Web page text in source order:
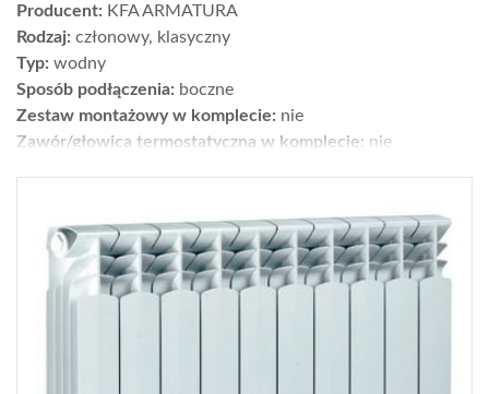
Producent: KFA ARMATURA
Rodzaj: członowy, klasyczny
Typ: wodny
Sposób podłączenia: boczne
Zestaw montażowy w komplecie: nie
Zawór/głowica termostatyczna w komplecie: nie
Wys. × szer. × gł. [cm]:42,2 × 80,5 × 9
Gwarancja [lata]:20
Cena netto [zł]:362
Moc dla parametrów 55/45/20°C [W]: